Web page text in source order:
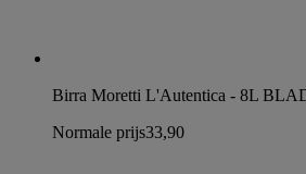
Birra Moretti L'Autentica - 8L
Normale prijs33,90